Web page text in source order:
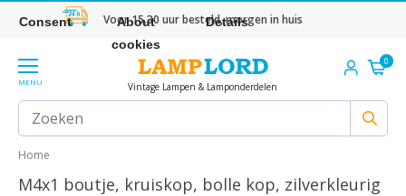
Voor 15.30 uur besteld, morgen in huis
MENU Vintage Lampen & Lamponderdelen
0
Home
M4x1 boutje, kruiskop, bolle kop, zilverkleurig
Consent
About
cookies
Details